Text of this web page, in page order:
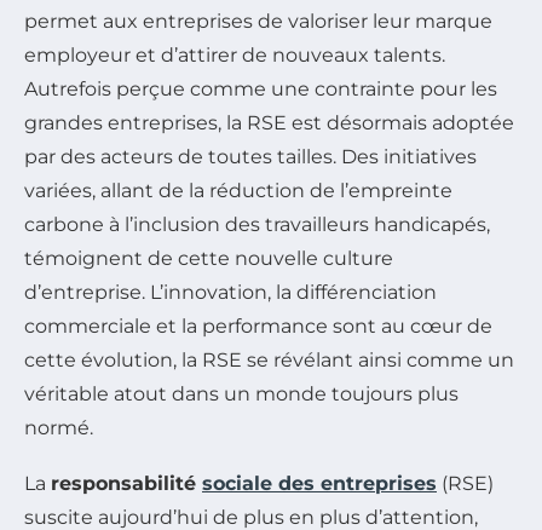
permet aux entreprises de valoriser leur marque
employeur et d’attirer de nouveaux talents.
Autrefois perçue comme une contrainte pour les
grandes entreprises, la RSE est désormais adoptée
par des acteurs de toutes tailles. Des initiatives
variées, allant de la réduction de l’empreinte
carbone à l’inclusion des travailleurs handicapés,
témoignent de cette nouvelle culture
d’entreprise. L’innovation, la différenciation
commerciale et la performance sont au cœur de
cette évolution, la RSE se révélant ainsi comme un
véritable atout dans un monde toujours plus
normé.
La responsabilité sociale des entreprises (RSE)
suscite aujourd’hui de plus en plus d’attention,